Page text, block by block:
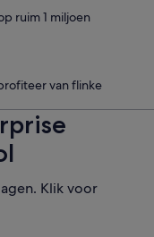
ruim 1 miljoen
van flinke
Klik voor